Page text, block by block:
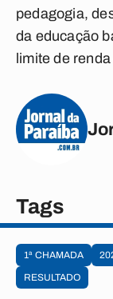
pedagogia,
da educação
limite de
Tags
1ª CHAMADA
RESULTADO